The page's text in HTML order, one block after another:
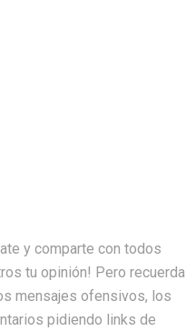
y comparte con todos
tu opinión! Pero recuerda
mensajes ofensivos, los
pidiendo links de